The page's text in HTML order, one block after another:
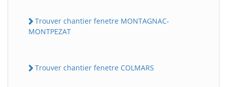
Trouver chantier fenetre MONTAGNAC-
MONTPEZAT
Trouver chantier fenetre COLMARS